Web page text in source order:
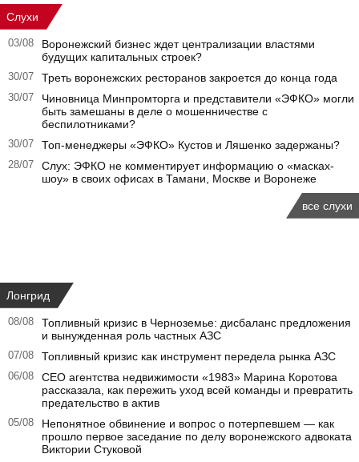
Слухи
03/08
Воронежский бизнес ждет централизации властями
будущих капитальных строек?
30/07 Треть воронежских ресторанов закроется до конца года
30/07
Чиновница Минпромторга и представители «ЭФКО» могли
быть замешаны в деле о мошенничестве с
беспилотниками?
30/07 Топ-менеджеры «ЭФКО» Кустов и Ляшенко задержаны?
28/07
Слух: ЭФКО не комментирует информацию о «масках-
шоу» в своих офисах в Тамани, Москве и Воронеже
все слухи
Лонгрид
08/08
Топливный кризис в Черноземье: дисбаланс предложения
и вынужденная роль частных АЗС
07/08 Топливный кризис как инструмент передела рынка АЗС
06/08
CEO агентства недвижимости «1983» Марина Коротова
рассказала, как пережить уход всей команды и превратить
предательство в актив
05/08
Непонятное обвинение и вопрос о потерпевшем — как
прошло первое заседание по делу воронежского адвоката
Виктории Стуковой